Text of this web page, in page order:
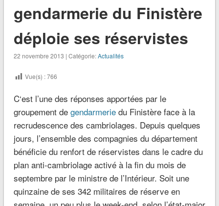
gendarmerie du Finistère
déploie ses réservistes
22 novembre 2013 | Catégorie:Actualités
Vue(s) :766
C‘est l’une des réponses apportées par le
groupement de gendarmeriedu Finistère face à la
recrudescence des cambriolages. Depuis quelques
jours, l’ensemble des compagnies du département
bénéficie du renfort de réservistes dans le cadre du
plan anti-cambriolage activé à la fin du mois de
septembre par le ministre de l’Intérieur. Soit une
quinzaine de ses 342 militaires de réserve en